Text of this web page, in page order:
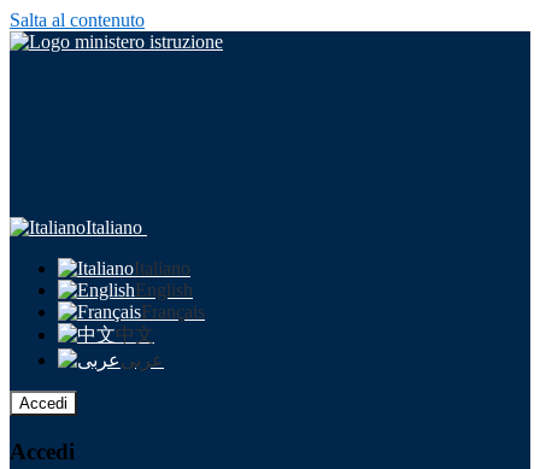
Salta al contenuto
Italiano
Italiano
English
Français
中文
عربى
Accedi
Accedi